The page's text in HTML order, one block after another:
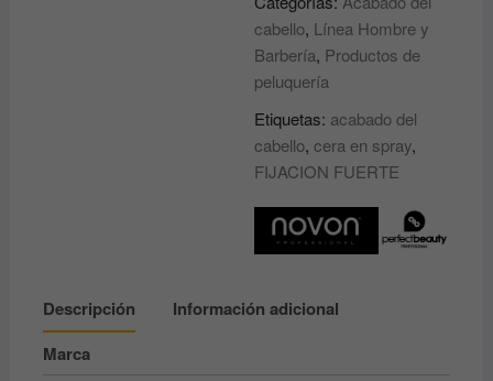
Spray
EXTRA
FUERTE
CREATE
SPRAY
WAX
DE
PERFECT
cabello, Línea Hombre y
Barbería, Productos de
peluquería
Etiquetas: acabado del
cabello,cera en spray,
FIJACION FUERTE
Descripción
Información adicional
Marca